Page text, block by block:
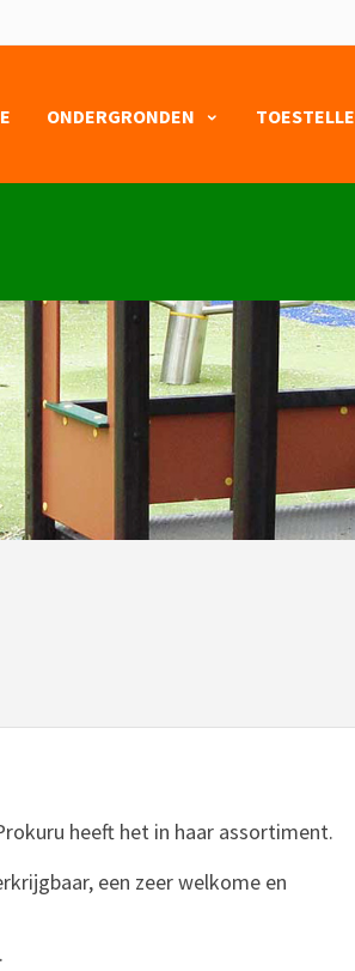
ONDERGRONDEN
heeft het in haar assortiment.
een zeer welkome en